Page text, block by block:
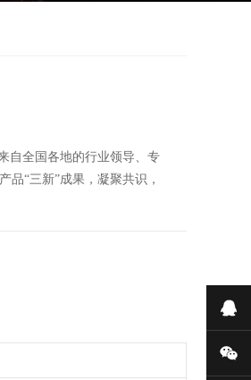
自全国各地的行业领导、专
“三新”成果，凝聚共识，
在
微